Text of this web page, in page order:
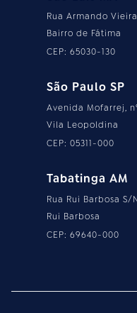
Rua Armando
Bairro de Fátima
CEP: 65030-130
São Paulo SP
Avenida Mofarrej,
Vila Leopoldina
CEP: 05311-000
Tabatinga AM
Rua Rui Barbosa S/
Rui Barbosa
CEP: 69640-000